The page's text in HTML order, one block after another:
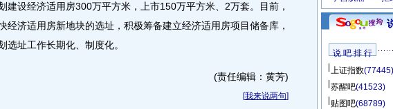
设经济适用房300万平方米，上市150万平方米、2万套。目前，
经济适用房新地块的选址，积极筹备建立经济适用房项目储备库，
选址工作长期化、制度化。
(责任编辑：黄芳)
[我来说两句]
说 吧 排 行
上证指数(77445)
苏醒吧(41523)
贴图吧(68789)